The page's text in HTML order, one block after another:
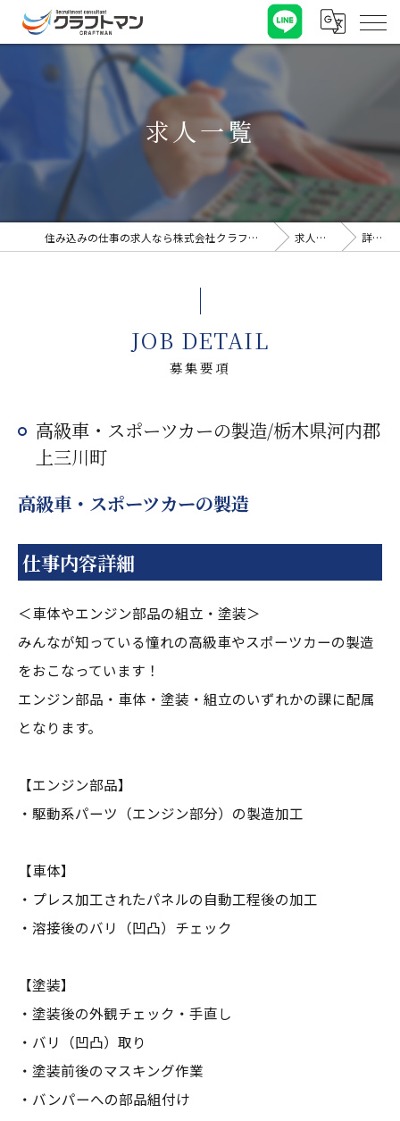
求人一覧
住み込みの仕事の求人なら株式会社クラフトマン 求人一覧 詳細
募集要項
JOB DETAIL
高級車・スポーツカーの製造/栃木県河内郡
上三川町
高級車・スポーツカーの製造
仕事内容詳細
＜車体やエンジン部品の組立・塗装＞
みんなが知っている憧れの高級車やスポーツカーの製造
をおこなっています！
エンジン部品・車体・塗装・組立のいずれかの課に配属
となります。
【エンジン部品】
・駆動系パーツ（エンジン部分）の製造加工
【車体】
・プレス加工されたパネルの自動工程後の加工
・溶接後のバリ（凹凸）チェック
【塗装】
・塗装後の外観チェック・手直し
・バリ（凹凸）取り
・塗装前後のマスキング作業
・バンパーへの部品組付け